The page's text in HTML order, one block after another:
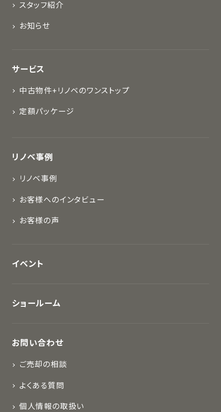
スタッフ紹介
お知らせ
サービス
中古物件+リノベのワンストップ
定額パッケージ
リノベ事例
リノベ事例
お客様へのインタビュー
お客様の声
イベント
ショールーム
お問い合わせ
ご売却の相談
よくある質問
個人情報の取扱い